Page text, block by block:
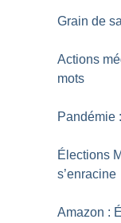
Grain de
Actions
mots
Pandémie
Élections
s’enracine
Amazon :